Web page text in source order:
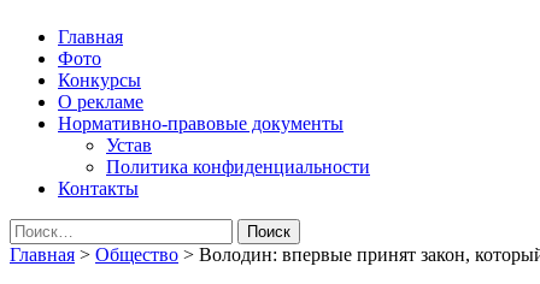
Народная трибуна
Калининская районная газета
Главная
Фото
Конкурсы
О рекламе
Нормативно-правовые документы
Устав
Политика конфиденциальности
Контакты
Найти:
Главная > Общество > Володин: впервые принят закон,